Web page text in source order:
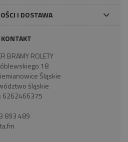
I DOSTAWA
KONTAKT
BRAMY ROLETY
18
Śląskie
śląskie
6262466375
893 489